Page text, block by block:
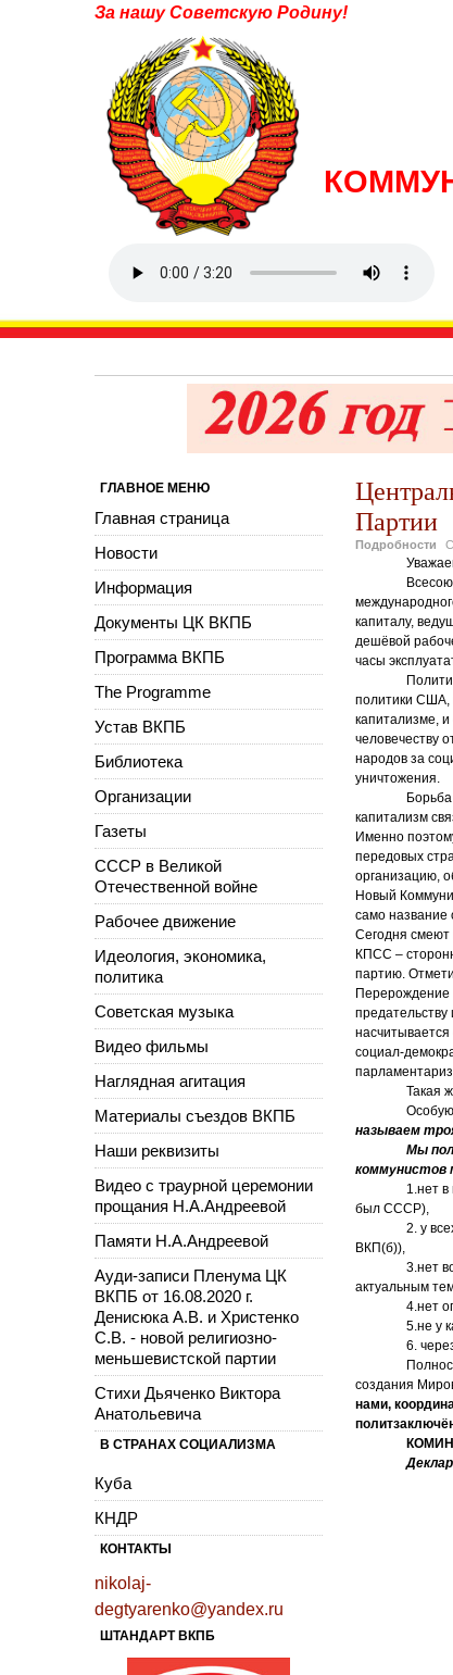
За нашу Советскую Родину!
Партии
Подробности
капиталу,
дешёвой
часы
политики США,
капитализме,
человечеству
народов за
уничтожения.
капитализм
Именно
передовых
организацию,
Новый
само название
Сегодня смеют
КПСС –
партию.
Перерождение
социал-
Такая
называем
Мы
коммунистов
1.нет
был СССР),
2. у
ВКП(б)),
3.нет
актуальным
4.нет
5.не у
6.
создания
нами,
ГЛАВНОЕ МЕНЮ
Главная страница
Новости
Информация
Документы ЦК ВКПБ
Программа ВКПБ
The Programme
Устав ВКПБ
Библиотека
Организации
Газеты
СССР в Великой
Отечественной войне
Рабочее движение
Идеология, экономика,
политика
Советская музыка
Видео фильмы
Наглядная агитация
Материалы съездов ВКПБ
Наши реквизиты
Видео с траурной церемонии
прощания Н.А.Андреевой
Памяти Н.А.Андреевой
Ауди-записи Пленума ЦК
ВКПБ от 16.08.2020 г.
Денисюка А.В. и Христенко
С.В. - новой религиозно-
меньшевистской партии
Стихи Дьяченко Виктора
Анатольевича
В СТРАНАХ СОЦИАЛИЗМА
Куба
КНДР
КОНТАКТЫ
nikolaj-
degtyarenko@yandex.ru
ШТАНДАРТ ВКПБ